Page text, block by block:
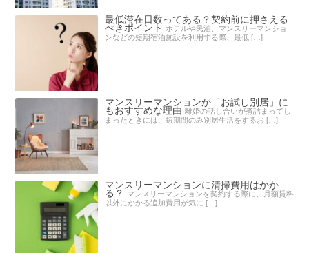
最低滞在日数ってある？契約前に押さえる
べきポイント ホテルや民泊、マンスリーマンショ
ンなどの短期宿泊施設を利用する際、最低 […]
マンスリーマンションが「お試し別居」に
もおすすめな理由 離婚の話し合いが煮詰まってし
まったときには、短期間のみ別居生活をするお […]
マンスリーマンションに清掃費用はかか
る？
マンスリーマンションを契約する際に、月額賃料
以外にかかる追加費用が気に […]